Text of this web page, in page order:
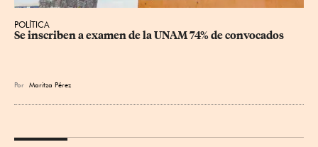
POLÍTICA
Se inscriben a examen de la UNAM 74% de convocados
Por Maritza Pérez